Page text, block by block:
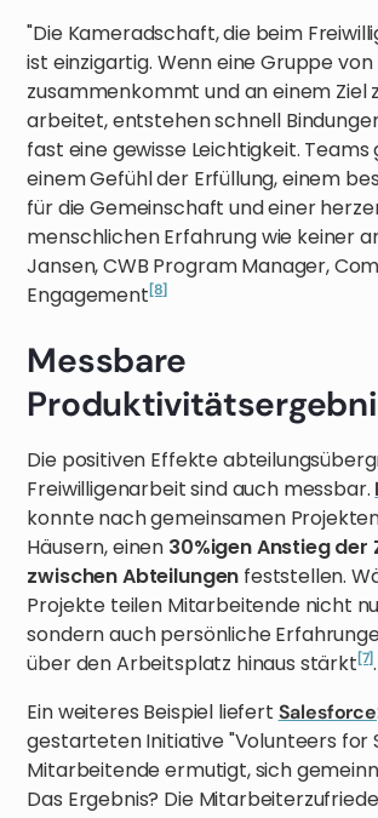
"Die Kameradschaft, die beim
ist einzigartig. Wenn eine Gruppe
zusammenkommt und an einem Ziel
arbeitet, entstehen schnell
fast eine gewisse Leichtigkeit.
einem Gefühl der Erfüllung, einem
für die Gemeinschaft und einer
menschlichen Erfahrung wie keiner
Jansen, CWB Program Manager,
Engagement[8]
Messbare
Die positiven Effekte
Freiwilligenarbeit sind auch messbar.
konnte nach gemeinsamen
Häusern, einen 30%igen Anstieg
zwischen Abteilungen feststellen.
Projekte teilen Mitarbeitende nicht
sondern auch persönliche
über den Arbeitsplatz hinaus stärkt[7].
Ein weiteres Beispiel liefert Salesforce
gestarteten Initiative "Volunteers for
Mitarbeitende ermutigt, sich
Das Ergebnis? Die